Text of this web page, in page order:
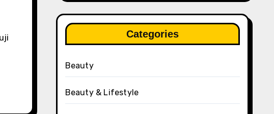
Categories
Beauty
Beauty & Lifestyle